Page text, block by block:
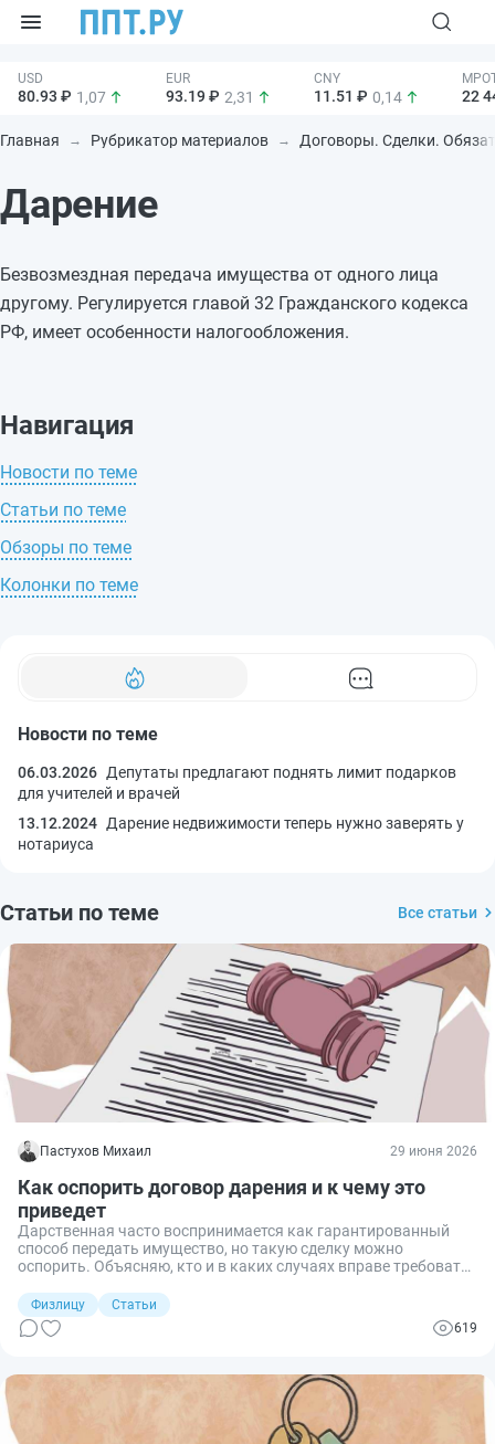
80.93 ₽ 1,07 93.19 ₽ 2,31 11.51 ₽ 0,14 22
Главная Рубрикатор материалов Договоры. Сделки.
Дарение
Безвозмездная передача имущества от одного лица
другому. Регулируется главой 32 Гражданского кодекса
РФ, имеет особенности налогообложения.
Новости по теме
06.03.2026 Депутаты предлагают поднять лимит подарков
для учителей и врачей
13.12.2024 Дарение недвижимости теперь нужно заверять у
нотариуса
Статьи по теме Все статьи
Пастухов Михаил 29 июня 2026
Как оспорить договор дарения и к чему это
приведет
Дарственная часто воспринимается как гарантированный
способ передать имущество, но такую сделку можно
оспорить. Объясняю, кто и в каких случаях вправе требовать
отличается от отмены и как пошагово действовать в суде.
Физлицу
Статьи
619
Навигация
Новости по теме
Статьи по теме
Обзоры по теме
Колонки по теме